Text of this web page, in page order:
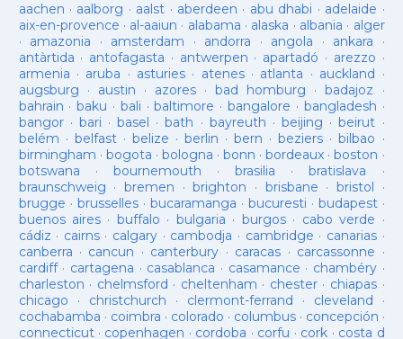
aachen · aalborg · aalst · aberdeen · abu dhabi · adelaide ·
aix-en-provence · al-aaiun · alabama · alaska · albania · alger
· amazonia · amsterdam · andorra · angola · ankara ·
antàrtida · antofagasta · antwerpen · apartadó · arezzo ·
armenia · aruba · asturies· atenes· atlanta · auckland ·
augsburg · austin · azores·bad homburg ·badajoz ·
bahrain ·baku · bali ·baltimore ·bangalore · bangladesh ·
bangor· bari ·basel ·bath · bayreuth ·beijing ·beirut ·
belém · belfast· belize · berlin ·bern ·beziers ·bilbao ·
birmingham · bogota · bologna ·bonn ·bordeaux ·boston ·
botswana · bournemouth ·brasilia ·bratislava ·
braunschweig · bremen ·brighton · brisbane · bristol ·
brugge · brusselles· bucaramanga · bucuresti · budapest·
buenos aires· buffalo · bulgaria · burgos· cabo verde ·
cádiz · cairns· calgary · cambodja · cambridge · canarias·
canberra · cancun · canterbury · caracas · carcassonne ·
cardiff· cartagena · casablanca · casamance · chambéry·
charleston · chelmsford · cheltenham · chester· chiapas ·
chicago · christchurch · clermont-ferrand · cleveland ·
cochabamba · coimbra · colorado · columbus· concepción ·
connecticut· copenhagen · cordoba · corfu · cork · costa d